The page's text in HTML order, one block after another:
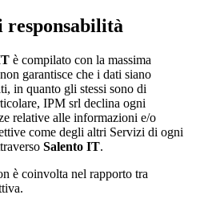
responsabilità
è compilato con la massima
garantisce che i dati siano
in quanto gli stessi sono di
IPM srl declina ogni
relative alle informazioni e/o
come degli altri Servizi di ogni
Salento IT.
è coinvolta nel rapporto tra